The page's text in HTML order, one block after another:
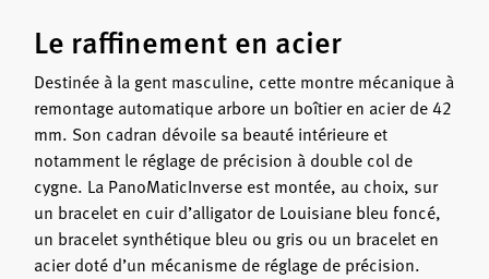
Le raffinement en acier
Destinée à la gent masculine, cette montre mécanique à
remontage automatique arbore un boîtier en acier de 42
mm. Son cadran dévoile sa beauté intérieure et
notamment le réglage de précision à double col de
cygne. La PanoMaticInverse est montée, au choix, sur
un bracelet en cuir d’alligator de Louisiane bleu foncé,
un bracelet synthétique bleu ou gris ou un bracelet en
acier doté d’un mécanisme de réglage de précision.